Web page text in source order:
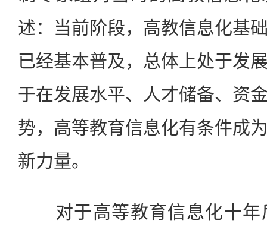
述：当前阶段，高教信息化基
已经基本普及，总体上处于发
于在发展水平、人才储备、资
势，高等教育信息化有条件成
新力量。
对于高等教育信息化十年